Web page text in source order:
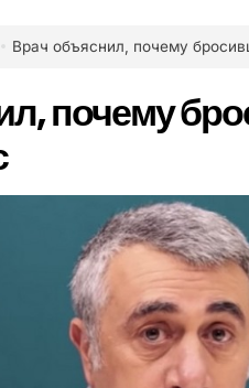
Врач объяснил, почему
почему